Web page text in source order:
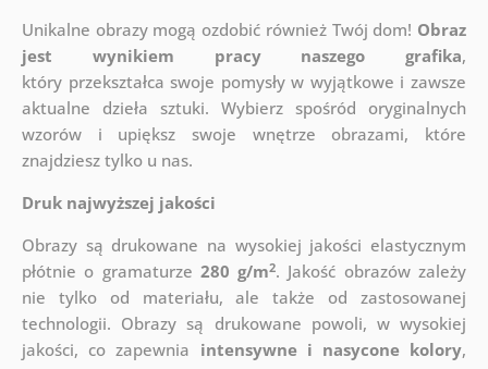
Unikalne obrazy mogą ozdobić również Twój dom! Obraz
jest wynikiem pracy naszego grafika,
który przekształca swoje pomysły w wyjątkowe i zawsze
aktualne dzieła sztuki. Wybierz spośród oryginalnych
wzorów i upiększ swoje wnętrze obrazami, które
znajdziesz tylko u nas.
Druk najwyższej jakości
Obrazy są drukowane na wysokiej jakości elastycznym
płótnie o gramaturze 280 g/m2. Jakość obrazów zależy
nie tylko od materiału, ale także od zastosowanej
technologii. Obrazy są drukowane powoli, w wysokiej
jakości, co zapewnia intensywne i nasycone kolory,